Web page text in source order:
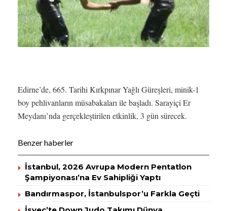
Edirne’de, 665. Tarihi Kırkpınar Yağlı Güreşleri, minik-1
boy pehlivanların müsabakaları ile başladı. Sarayiçi Er
Meydanı’nda gerçekleştirilen etkinlik, 3 gün sürecek.
Benzer haberler
İstanbul, 2026 Avrupa Modern Pentatlon
Şampiyonası’na Ev Sahipliği Yaptı
Bandırmaspor, İstanbulspor’u Farkla Geçti